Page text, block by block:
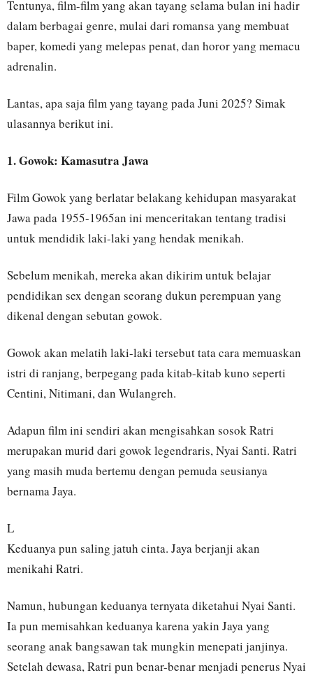
Tentunya, film-film yang akan tayang selama bulan ini hadir
dalam berbagai genre, mulai dari romansa yang membuat
baper, komedi yang melepas penat, dan horor yang memacu
adrenalin.
Lantas, apa saja film yang tayang pada Juni 2025? Simak
ulasannya berikut ini.
1. Gowok: Kamasutra Jawa
Film Gowok yang berlatar belakang kehidupan masyarakat
Jawa pada 1955-1965an ini menceritakan tentang tradisi
untuk mendidik laki-laki yang hendak menikah.
Sebelum menikah, mereka akan dikirim untuk belajar
pendidikan sex dengan seorang dukun perempuan yang
dikenal dengan sebutan gowok.
Gowok akan melatih laki-laki tersebut tata cara memuaskan
istri di ranjang, berpegang pada kitab-kitab kuno seperti
Centini, Nitimani, dan Wulangreh.
Adapun film ini sendiri akan mengisahkan sosok Ratri
merupakan murid dari gowok legendraris, Nyai Santi. Ratri
yang masih muda bertemu dengan pemuda seusianya
bernama Jaya.
L
Keduanya pun saling jatuh cinta. Jaya berjanji akan
menikahi Ratri.
Namun, hubungan keduanya ternyata diketahui Nyai Santi.
Ia pun memisahkan keduanya karena yakin Jaya yang
seorang anak bangsawan tak mungkin menepati janjinya.
Setelah dewasa, Ratri pun benar-benar menjadi penerus Nyai